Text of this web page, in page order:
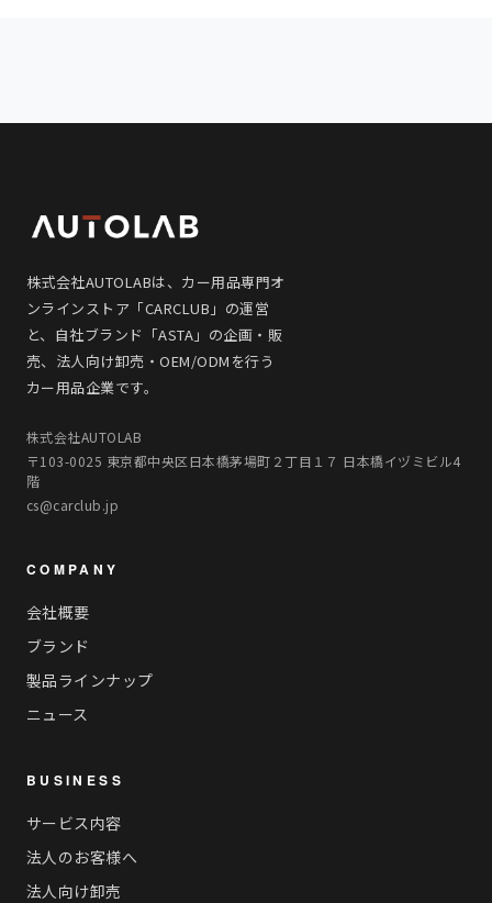
株式会社AUTOLABは、カー用品専門オ
ンラインストア「CARCLUB」の運営
と、自社ブランド「ASTA」の企画・販
売、法人向け卸売・OEM/ODMを行う
カー用品企業です。
株式会社AUTOLAB
〒103-0025 東京都中央区日本橋茅場町２丁目１７ 日本橋イヅミビル4
階
cs@carclub.jp
COMPANY
会社概要
ブランド
製品ラインナップ
ニュース
BUSINESS
サービス内容
法人のお客様へ
法人向け卸売